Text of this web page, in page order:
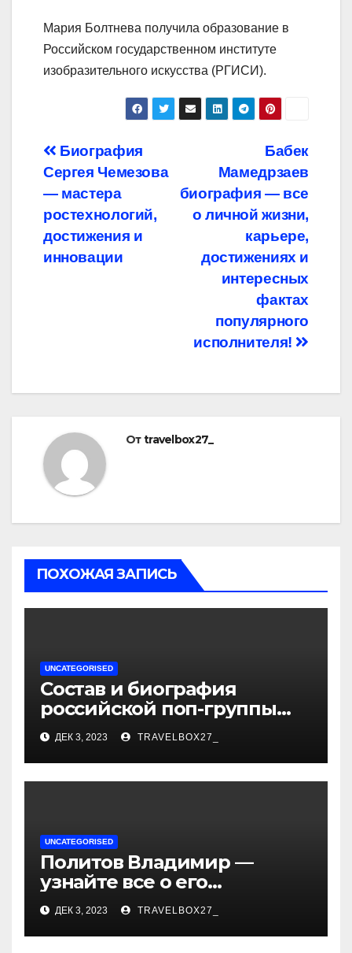
Мария Болтнева получила образование в
Российском государственном институте
изобразительного искусства (РГИСИ).
Навигация
по
записям
Бабек
Мамедрзаев
биография — все
о личной жизни,
карьере,
достижениях и
интересных
фактах
популярного
исполнителя!
Биография
Сергея Чемезова
— мастера
ростехнологий,
достижения и
инновации
Отtravelbox27_
ПОХОЖАЯ ЗАПИСЬ
UNCATEGORISED
Состав и биография
российской поп-группы
«Иванушки интернешнл»
— история успеха, музыка
и судьбы участников
ДЕК 3, 2023 TRAVELBOX27_
UNCATEGORISED
Политов Владимир —
узнайте все о его
биографии, возрасте и
впечатляющих
достижениях!
ДЕК 3, 2023 TRAVELBOX27_